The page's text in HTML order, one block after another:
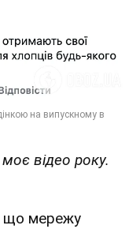
відео року.
що мережу